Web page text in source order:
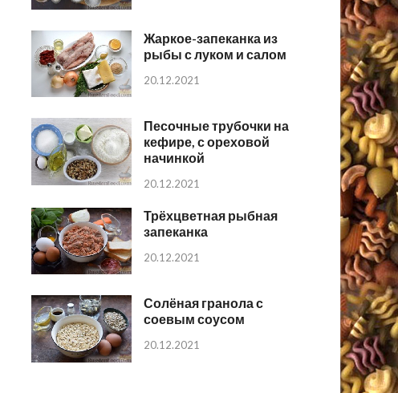
Жаркое-запеканка из
рыбы с луком и салом
20.12.2021
Песочные трубочки на
кефире, с ореховой
начинкой
20.12.2021
Трёхцветная рыбная
запеканка
20.12.2021
Солёная гранола с
соевым соусом
20.12.2021